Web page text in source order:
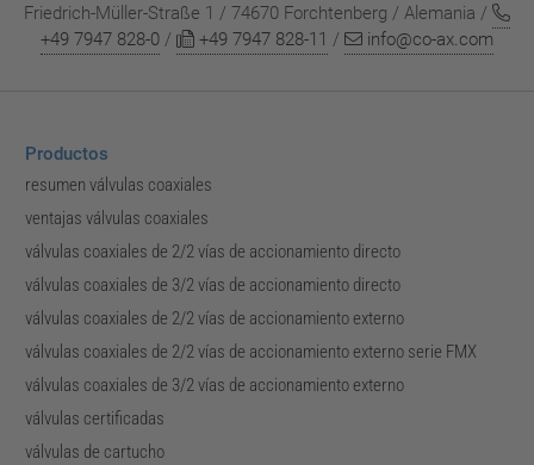
Friedrich-Müller-Straße 1 / 74670 Forchtenberg / Alemania /
+49 7947 828-0 / +49 7947 828-11 / info@co-ax.com
Productos
resumen válvulas coaxiales
ventajas válvulas coaxiales
válvulas coaxiales de 2/2 vías de accionamiento directo
válvulas coaxiales de 3/2 vías de accionamiento directo
válvulas coaxiales de 2/2 vías de accionamiento externo
válvulas coaxiales de 2/2 vías de accionamiento externo serie FMX
válvulas coaxiales de 3/2 vías de accionamiento externo
válvulas certificadas
válvulas de cartucho